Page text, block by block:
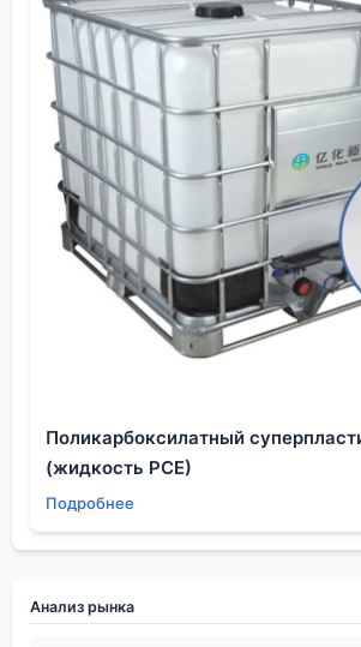
координационно связанной с тем
При использовании материала,
электролита для литий-ионного
компания работает и в этой сфере),
связанная вода может быть даже
чем свободная. Поэтому карл-
недостаточно, нужен комплексный
может, и КР-спектроскопию
Нет, это именно та деталь, которая
просто химикат от материала.
Практические выводы и взгляд в
Так к чему же все это? Понимание
набор принципов, которые
день при синтезе, очистке, анализе
тысяч тонн веществ. От этого
субстанций, обеспечит ли добавка
Поликарбоксилатный
(жидкость PCE)
Подробнее
Анализ рынка